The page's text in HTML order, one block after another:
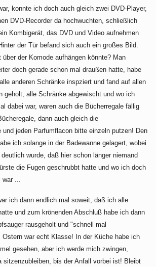
konnte ich doch auch gleich zwei DVD-Player,
DVD-Recorder da hochwuchten, schließlich
Kombigerät, das DVD und Video aufnehmen
der Tür befand sich auch ein großes Bild.
der Komode aufhängen könnte? Man
doch gerade schon mal draußen hatte, habe
anderen Schränke inspziert und fand auf allen
geholt, alle Schränke abgewischt und wo ich
dabei war, waren auch die Bücherregale fällig
dann auch gleich die
und jeden Parfumflacon bitte einzeln putzen! Den
ich solange in der Badewanne gelagert, wobei
wurde, daß hier schon länger niemand
die Fugen geschrubbt hatte und wo ich doch
...
ich dann endlich mal soweit, daß ich alle
und zum krönenden Abschluß habe ich dann
rausgeholt und "schnell mal
Ostern war echt Klasse! In der Küche habe ich
gesehen, aber ich werde mich zwingen,
sitzenzubleiben, bis der Anfall vorbei ist! Bleibt